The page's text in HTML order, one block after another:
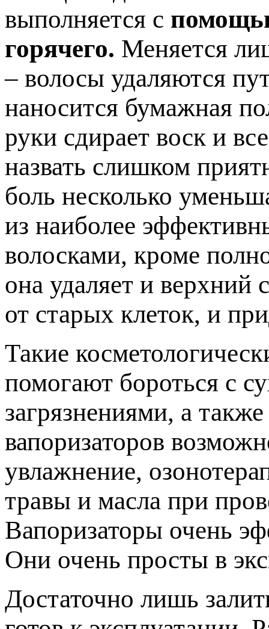
выполняется с
горячего. Меняется
– волосы удаляются
наносится бумажная
руки сдирает воск и
назвать слишком
боль несколько
из наиболее
волосками, кроме
она удаляет и верхний
от старых клеток, и
Такие
помогают бороться с
загрязнениями, а
вапоризаторов
увлажнение,
травы и масла при
Вапоризаторы очень
Они очень просты в
Достаточно лишь